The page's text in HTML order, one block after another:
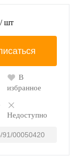
/ шт
В
избранное
Недоступно
91/00050420